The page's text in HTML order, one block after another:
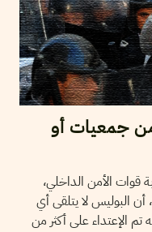
جمعيات أو
قوات الأمن الداخلي،
خلال ندوة صحفية ليوم 1 فيفري 2012، أن البوليس لا يتلقى أي
الإعتداء على أكثر من